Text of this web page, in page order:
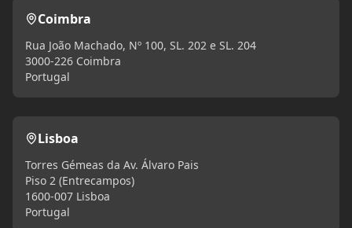
Coimbra
Rua João Machado, Nº 100, SL. 202 e SL. 204
3000-226 Coimbra
Portugal
Lisboa
Torres Gémeas da Av. Álvaro Pais
Piso 2 (Entrecampos)
1600-007 Lisboa
Portugal